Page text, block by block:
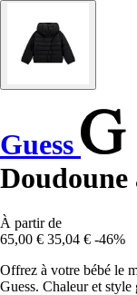
Guess
Doudoune
À partir de
65,00 € 35,04 € -46%
Offrez à votre bébé le
Guess. Chaleur et